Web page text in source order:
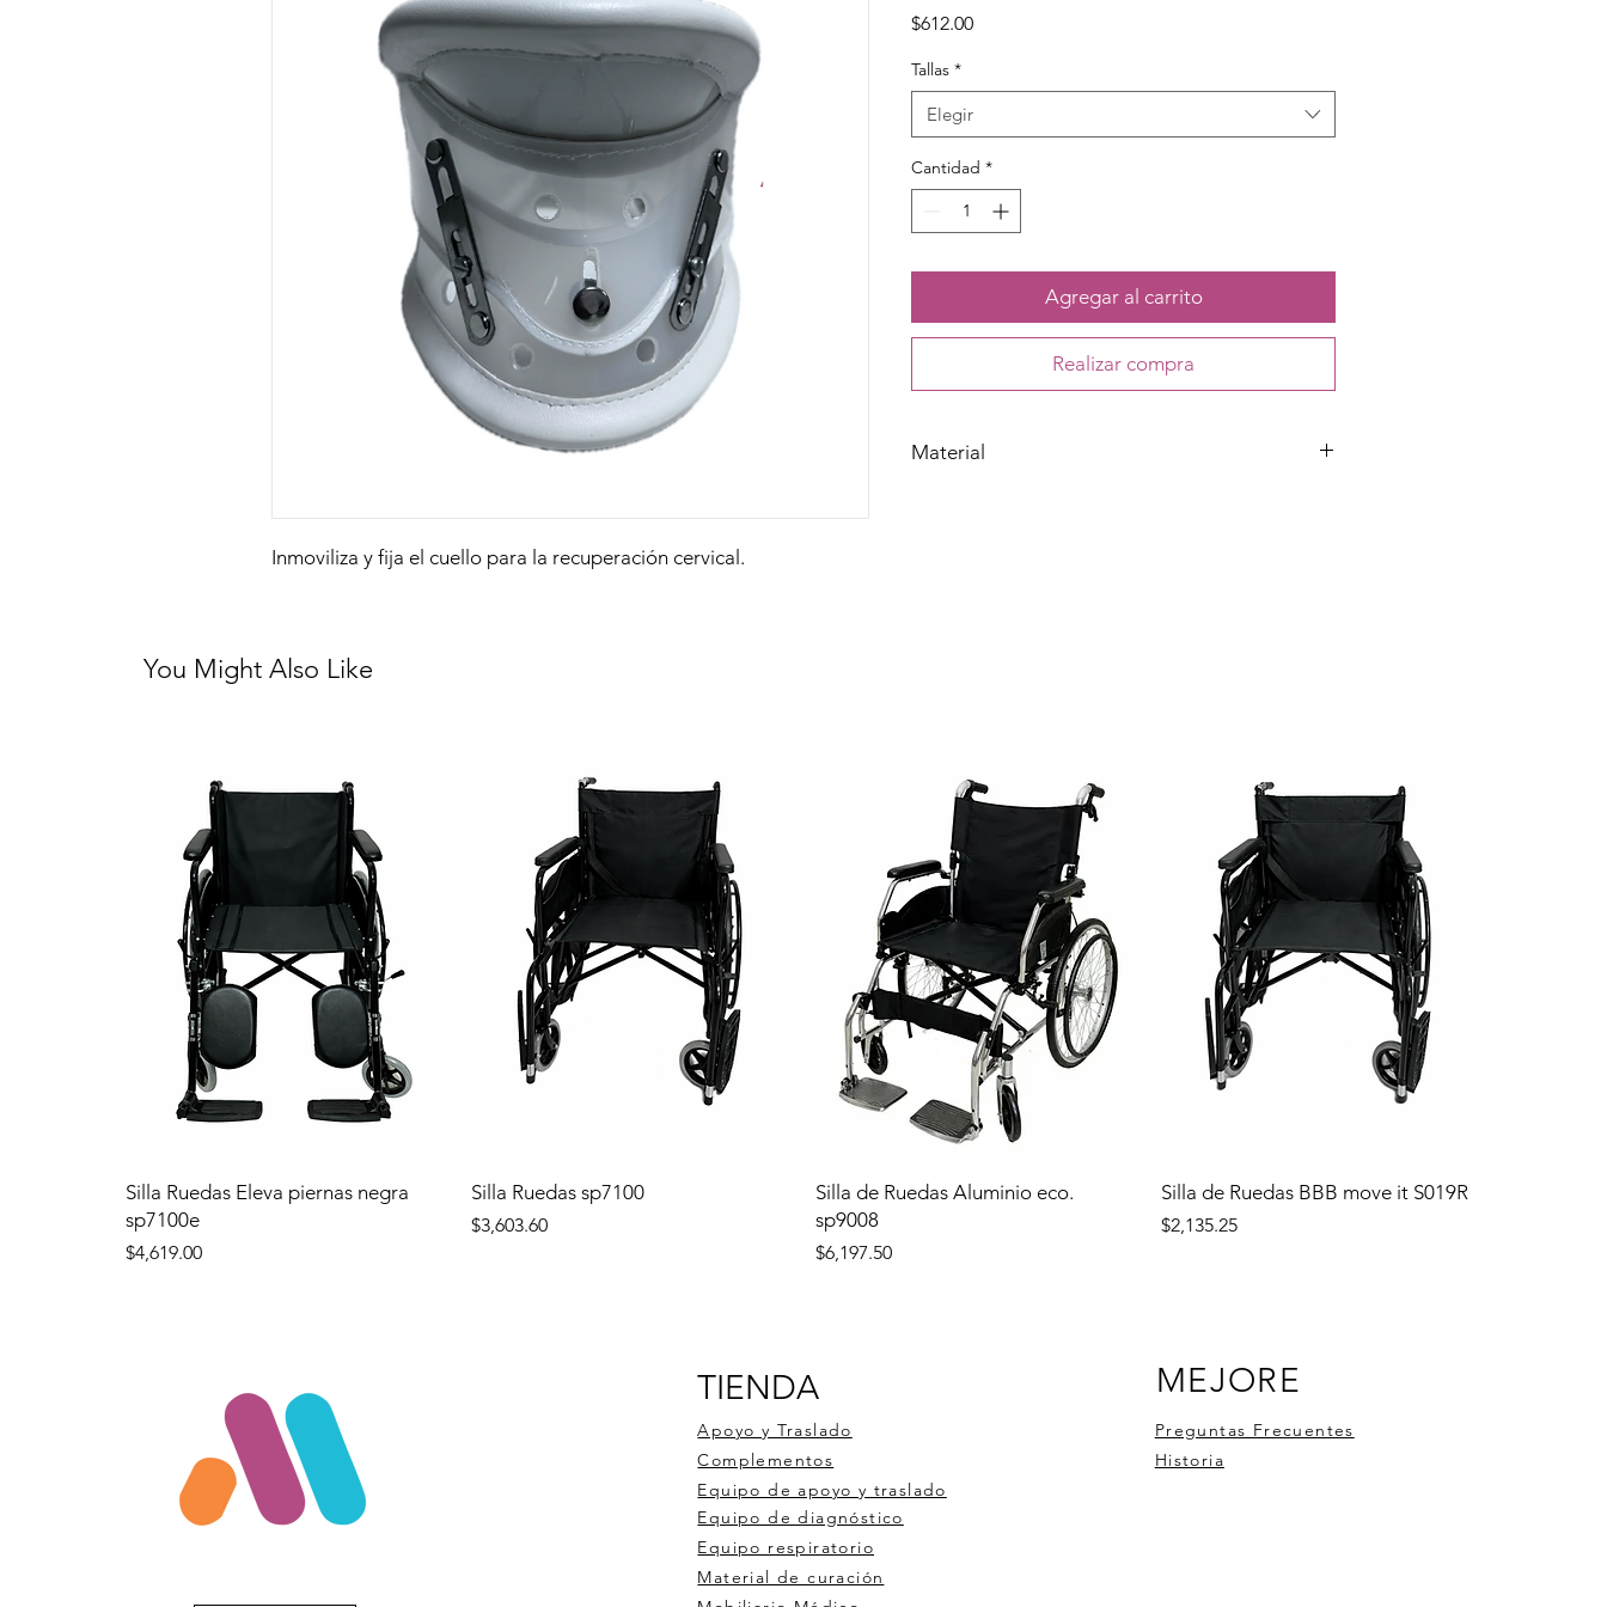
Inmoviliza y fija el cuello para la recuperación cervical.
$612.00Precio
Tallas *
Elegir
Cantidad *
Agregar al carrito
Realizar compra
Material
You Might Also Like
Silla Ruedas Eleva piernas negra
sp7100e
Precio
$4,619.00
Silla Ruedas sp7100
Precio
$3,603.60
Silla de Ruedas Aluminio eco.
sp9008
Precio
$6,197.50
Silla de Ruedas BBB move it S019R
Precio
$2,135.25
TIENDA
Apoyo y Traslado
Complementos
Equipo de apoyo y traslado
Equipo de diagnóstico
Equipo respiratorio
Material de curación
MEJORE
Preguntas Frecuentes
Historia